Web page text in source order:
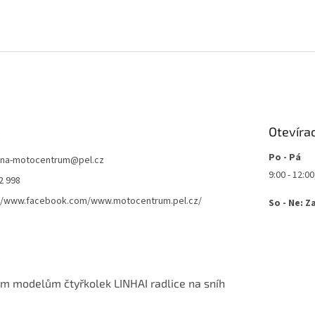
motocentrum@pel.cz
998
www.motocentrum.pel.cz/
Po - Pá
9:00 -
So - Ne:
modelům čtyřkolek LINHAI radlice na sníh